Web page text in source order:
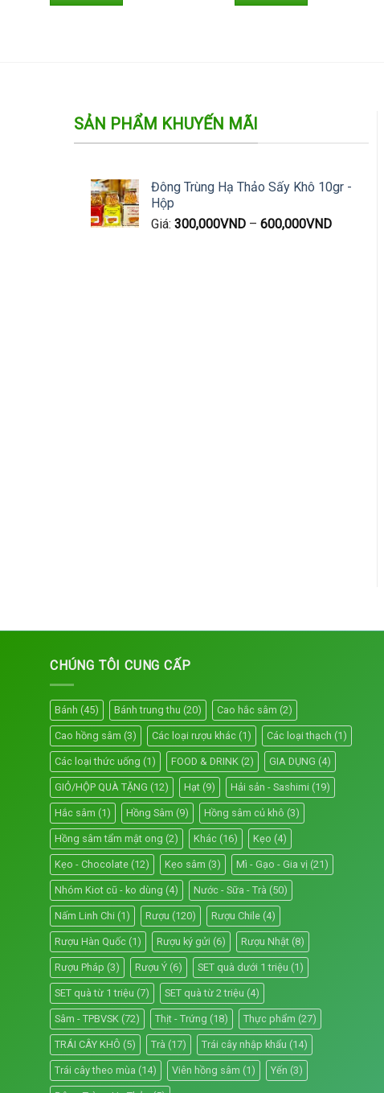
SẢN PHẨM KHUYẾN MÃI
Đông Trùng Hạ Thảo Sấy Khô 10gr -
Hộp
Giá: 300,000VND– 600,000VND
CHÚNG TÔI CUNG CẤP
Bánh (45) Bánh trung thu (20) Cao hắc sâm (2)
Cao hồng sâm (3) Các loại rượu khác (1) Các loại thạch (1)
Các loại thức uống (1) FOOD & DRINK (2) GIA DỤNG (4)
GIỎ/HỘP QUÀ TẶNG (12) Hạt (9) Hải sản - Sashimi (19)
Hắc sâm (1) Hồng Sâm (9) Hồng sâm củ khô (3)
Hồng sâm tẩm mật ong (2) Khác (16) Kẹo (4)
Kẹo - Chocolate (12) Kẹo sâm (3) Mì - Gạo - Gia vị (21)
Nhóm Kiot cũ - ko dùng (4) Nước - Sữa - Trà (50)
Nấm Linh Chi (1) Rượu (120) Rượu Chile (4)
Rượu Hàn Quốc (1) Rượu ký gửi (6) Rượu Nhật (8)
Rượu Pháp (3) Rượu Ý (6) SET quà dưới 1 triệu (1)
SET quà từ 1 triệu (7) SET quà từ 2 triệu (4)
Sâm - TPBVSK (72) Thịt - Trứng (18) Thực phẩm (27)
TRÁI CÂY KHÔ (5) Trà (17) Trái cây nhập khẩu (14)
Trái cây theo mùa (14) Viên hồng sâm (1) Yến (3)